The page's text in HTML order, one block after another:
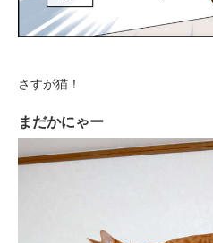
さすが猫！
まだかにゃー